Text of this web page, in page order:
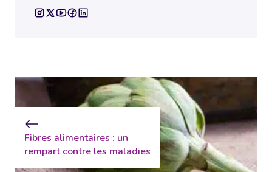
Fibres alimentaires : un
rempart contre les maladies